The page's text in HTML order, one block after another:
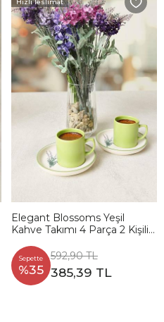
Hızlı Teslimat
Elegant Blossoms Yeşil
Kahve Takımı 4 Parça 2 Kişilik
Sepette
%35
592,90 TL
385,39 TL